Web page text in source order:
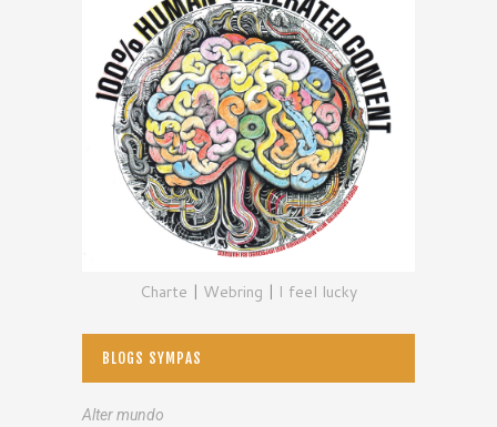
Charte | Webring | I feel lucky
BLOGS SYMPAS
Alter mundo